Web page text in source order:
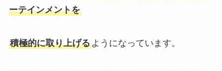
ーテインメントを
積極的に取り上げるようになっています。